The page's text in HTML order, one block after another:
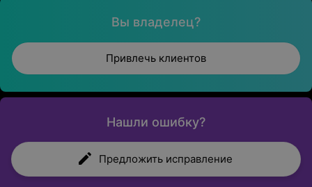
Вы владелец?
Привлечь клиентов
Нашли ошибку?
Предложить исправление